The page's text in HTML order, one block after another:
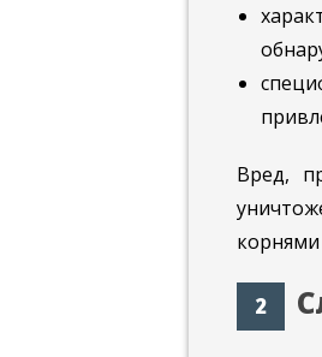
Вред,